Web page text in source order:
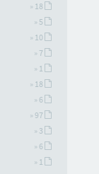
» 18
» 5
» 10
» 7
» 1
» 18
» 6
» 97
» 3
» 6
» 1